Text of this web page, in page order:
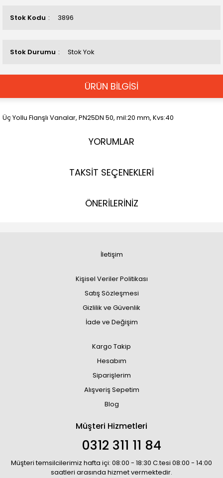
Stok Kodu 3896
Stok Durumu Stok Yok
ÜRÜN BİLGİSİ
Üç Yollu Flanşlı Vanalar, PN25DN 50, mil:20 mm, Kvs:40
YORUMLAR
TAKSİT SEÇENEKLERİ
ÖNERİLERİNİZ
İletişim
Kişisel Veriler Politikası
Satış Sözleşmesi
Gizlilik ve Güvenlik
İade ve Değişim
Kargo Takip
Hesabım
Siparişlerim
Alışveriş Sepetim
Blog
Müşteri Hizmetleri
0312 311 11 84
Müşteri temsilcilerimiz hafta içi: 08:00 - 18:30 C.tesi 08:00 - 14:00
saatleri arasında hizmet vermektedir.